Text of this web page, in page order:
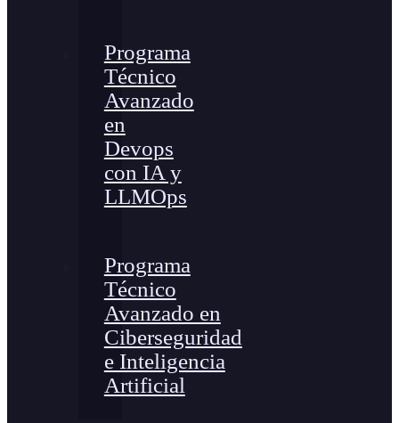
Programa
Técnico
Avanzado
en
Devops
con IA y
LLMOps
Programa
Técnico
Avanzado en
Ciberseguridad
e Inteligencia
Artificial